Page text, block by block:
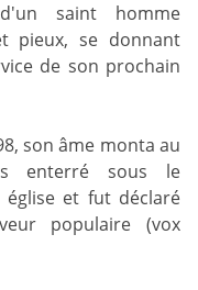
saint homme
pieux, se donnant
de son prochain
son âme monta au
enterré sous le
et fut déclaré
populaire (vox